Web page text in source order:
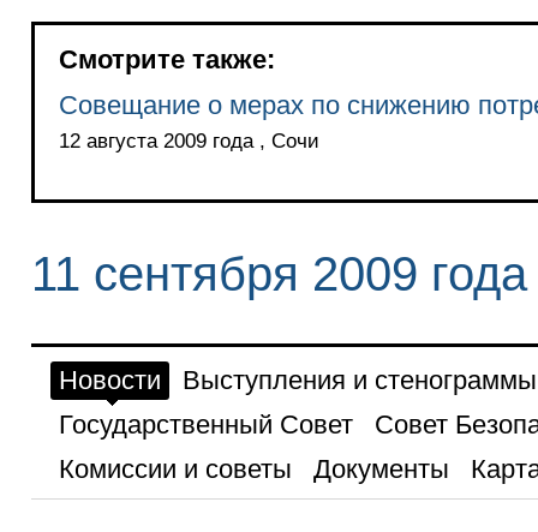
Смотрите также:
Совещание о мерах по снижению
12 августа 2009 года , Сочи
11 сентября 2009 года
Новости
Выступления и стенограммы
Государственный Совет
Совет
Комиссии и советы
Документы